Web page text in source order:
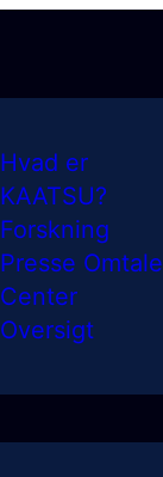
Hvad er
KAATSU?
Forskning
Presse Omtale
Center
Oversigt